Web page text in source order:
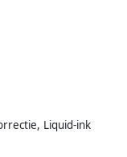
Liquid-ink